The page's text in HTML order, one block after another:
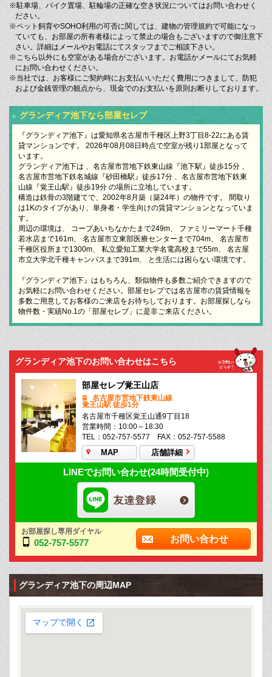
※駐車場、バイク置場、駐輪場の正確な空き状況についてはお問い合わせく
ださい。
※ペット飼育やSOHO利用の可否に関しては、建物の管理規約で可能になっ
ていても、お部屋の所有者様によって禁止の場合もございますので御注意下
さい。詳細はメールやお電話にてスタッフまでご相談下さい。
※こちら以外にも空室がある場合がございます。お電話かメールにてお気軽
にお問い合わせください。
※当社では、お客様にご契約時にお支払いいただく費用につきまして、防犯
および金銭管理の観点から、現金でのお支払いを原則お断りしております。
グランディア池下なら部屋セレブ
『グランディア池下』は愛知県名古屋市千種区上野3丁目8-22にある賃
貸マンションです。 2026年08月08日時点で空室が残り1部屋となって
います。
グランディア池下は 、名古屋市営地下鉄東山線『池下駅』徒歩15分 、
名古屋市営地下鉄名城線『砂田橋駅』徒歩17分 、名古屋市営地下鉄東
山線『覚王山駅』徒歩19分 の場所に立地しています。
構造は鉄骨の3階建てで、2002年8月築（築24年）の物件です。 間取り
は1Kのタイプがあり、単身者・学生向けの賃貸マンションとなっていま
す。
周辺の環境は、 コープあいちなかたまで249m、 ファミリーマート千種
若水店まで161m、 名古屋市立東部医療センターまで704m、 名古屋市
千種区役所まで1300m、 私立愛知工業大学名電高校まで55m、 名古屋
市立大学北千種キャンパスまで391m、 と生活には困らない環境です。
『グランディア池下』はもちろん、類似物件も多数ご紹介できますので
お気軽にお問い合わせください。部屋セレブでは名古屋市の賃貸情報を
多数ご用意してお客様のご来店をお待ちしております。お部屋探しなら
物件数・実績No.1の「部屋セレブ」に是非ご来店ください。
グランディア池下のお問い合わせはこちら
部屋セレブ覚王山店
名古屋市営地下鉄東山線
覚王山駅 徒歩1分
名古屋市千種区覚王山通9丁目18
営業時間：10:00～18:30
TEL：052-757-5577 FAX：052-757-5588
MAP 店舗詳細
LINEでお問い合わせ(24時間受付中)
お部屋探し専用ダイヤル
052-757-5577 お問い合わせ
グランディア池下の周辺MAP